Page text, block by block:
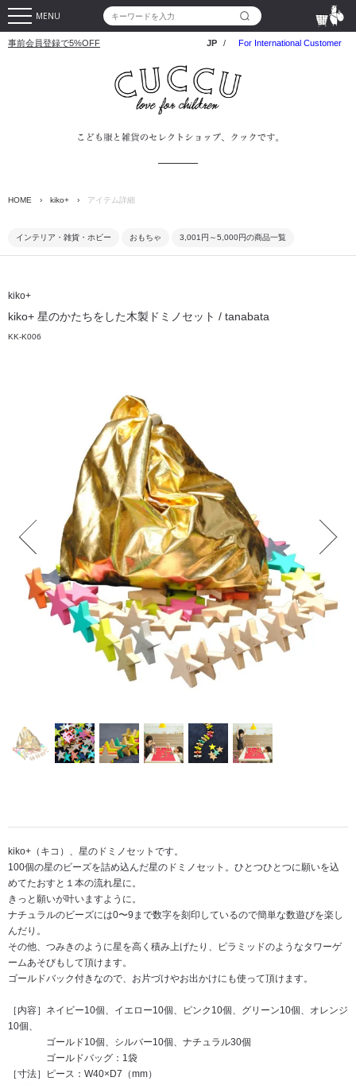
MENU
事前会員登録で5%OFF JP / For International Customer
HOME › kiko+ › アイテム詳細
インテリア・雑貨・ホビー おもちゃ 3,001円～5,000円の商品一覧
kiko+
kiko+ 星のかたちをした木製ドミノセット / tanabata
KK-K006
kiko+（キコ）、星のドミノセットです。
100個の星のビーズを詰め込んだ星のドミノセット。ひとつひとつに願いを込
めてたおすと１本の流れ星に。
きっと願いが叶いますように。
ナチュラルのビーズには0〜9まで数字を刻印しているので簡単な数遊びを楽し
んだり。
その他、つみきのように星を高く積み上げたり、ピラミッドのようなタワーゲ
ームあそびもして頂けます。
ゴールドバック付きなので、お片づけやお出かけにも使って頂けます。
［内容］ネイビー10個、イエロー10個、ピンク10個、グリーン10個、オレンジ
10個、
ゴールド10個、シルバー10個、ナチュラル30個
ゴールドバッグ：1袋
［寸法］ピース：W40×D7（mm）